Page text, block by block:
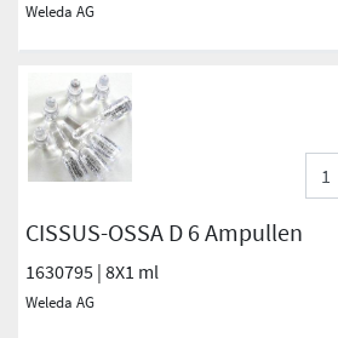
Weleda AG
CISSUS-OSSA D 6 Ampullen
1630795 | 8X1 ml
Weleda AG